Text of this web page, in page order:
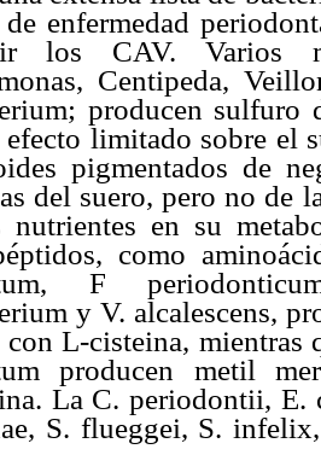
enfermedad
los CAV. Varios
Centipeda,
producen
limitado sobre el
pigmentados de
del suero, pero no de
nutrientes en su
como
F
y V. alcalescens,
L-cisteina, mientras
producen metil
La C. periodontii, E.
S. flueggei, S.